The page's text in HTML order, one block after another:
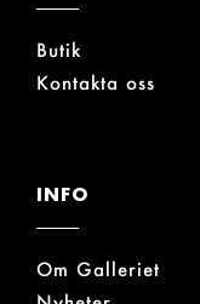
Butik
Kontakta oss
INFO
Om Galleriet